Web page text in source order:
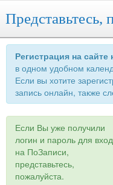
Представьтесь,
Регистрация на
в одном удобном
Если вы хотите
запись онлайн, также
Если Вы уже получили
логин и пароль для
на ПоЗаписи,
представьтесь,
пожалуйста.